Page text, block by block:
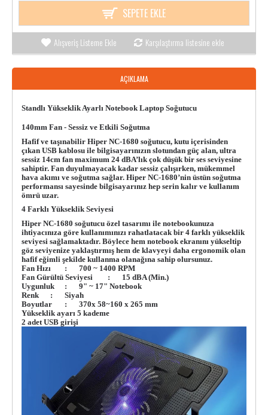
SEPETE EKLE
Alışveriş Listeme Ekle Karşılaştırma listesine ekle
AÇIKLAMA
Standlı Yükseklik Ayarlı Notebook Laptop Soğutucu
140mm Fan - Sessiz ve Etkili Soğutma
Hafif ve taşınabilir Hiper NC-1680 soğutucu, kutu içerisinden
çıkan USB kablosu ile bilgisayarınızın slotundan güç alan, ultra
sessiz 14cm fan maximum 24 dBA’lık çok düşük bir ses seviyesine
sahiptir. Fan duyulmayacak kadar sessiz çalışırken, mükemmel
hava akımı ve soğutma sağlar. Hiper NC-1680’nin üstün soğutma
performansı sayesinde bilgisayarınız hep serin kalır ve kullanım
ömrü uzar.
4 Farklı Yükseklik Seviyesi
Hiper NC-1680 soğutucu özel tasarımı ile notebookunuza
ihtiyacınıza göre kullanımınızı rahatlatacak bir 4 farklı yükseklik
seviyesi sağlamaktadır. Böylece hem notebook ekranını yükseltip
göz seviyenize yaklaştırmış hem de klavyeyi daha ergonomik olan
hafif eğimli şekilde kullanma olanağına sahip olursunuz.
Fan Hızı
:
700 ~ 1400 RPM
Fan Gürültü Seviyesi
:
15 dBA (Min.)
Uygunluk
:
9" ~ 17" Notebook
Renk
:
Siyah
Boyutlar
:
370x 58~160 x 265 mm
Yükseklik ayarı 5 kademe
2 adet USB girişi